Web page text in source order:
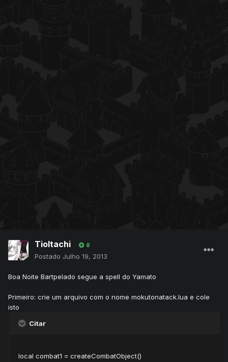
TioItachi 8
Postado Julho 19, 2013
Boa Noite Bartpelado segue a spell do Yamato
Primeiro: crie um arquivo com o nome mokutonatack.lua e cole
isto
Citar
local combat1 = createCombatObject()